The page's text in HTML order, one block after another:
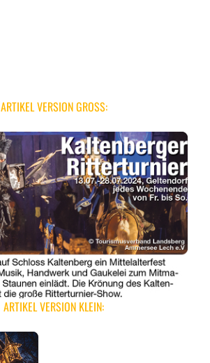
ARTIKEL VERSION GROSS:
ARTIKEL VERSION KLEIN: